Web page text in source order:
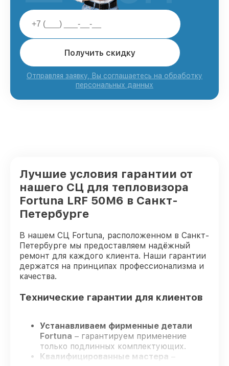
Получить скидку
Отправляя заявку, Вы соглашаетесь на обработку
персональных данных
Лучшие условия гарантии от
нашего СЦ для тепловизора
Fortuna LRF 50M6 в Санкт-
Петербурге
В нашем СЦ Fortuna, расположенном в Санкт-
Петербурге мы предоставляем надёжный
ремонт для каждого клиента. Наши гарантии
держатся на принципах профессионализма и
качества.
Технические гарантии для клиентов
Устанавливаем фирменные детали
Fortuna – гарантируем применение
только подлинных комплектующих.
Квалифицированные мастера –